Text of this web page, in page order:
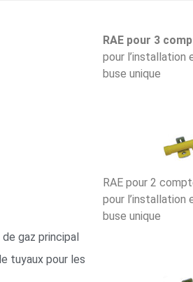
gaz principal
tuyaux pour les
RAE pour 3
pour l’installation
buse unique
RAE pour 2
pour l’installation
buse unique